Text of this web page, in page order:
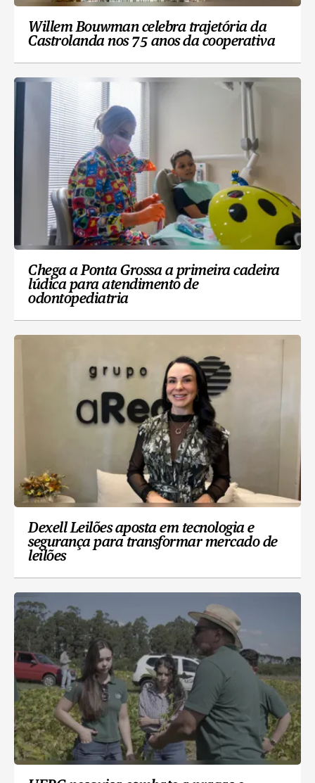
Willem Bouwman celebra trajetória da
Castrolanda nos 75 anos da cooperativa
Chega a Ponta Grossa a primeira cadeira
lúdica para atendimento de
odontopediatria
Dexell Leilões aposta em tecnologia e
segurança para transformar mercado de
leilões